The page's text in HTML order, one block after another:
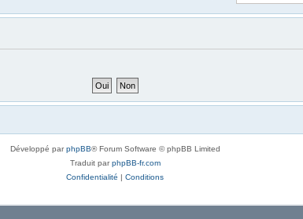
Développé parphpBB® Forum Software © phpBB Limited
Traduit parphpBB-fr.com
Confidentialité | Conditions